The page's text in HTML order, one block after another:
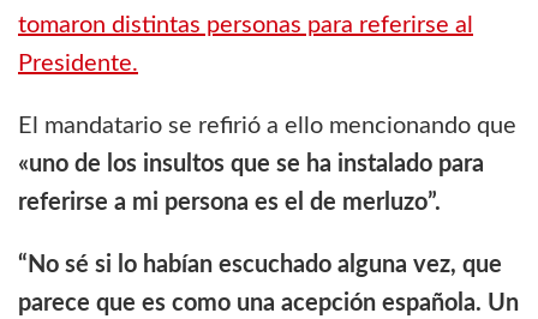
tomaron distintas personas para referirse al
Presidente.
El mandatario se refirió a ello mencionando que
«uno de los insultos que se ha instalado para
referirse a mi persona es el de merluzo”.
“No sé si lo habían escuchado alguna vez, que
parece que es como una acepción española. Un